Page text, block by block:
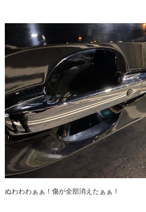
ぬわわわぁぁ！傷が全部消えたぁぁ！